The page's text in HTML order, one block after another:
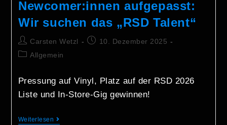
Newcomer:innen aufgepasst:
Wir suchen das „RSD Talent“
Carsten Wetzl
10. Dezember 2025
Allgemein
Pressung auf Vinyl, Platz auf der RSD 2026
Liste und In-Store-Gig gewinnen!
Weiterlesen